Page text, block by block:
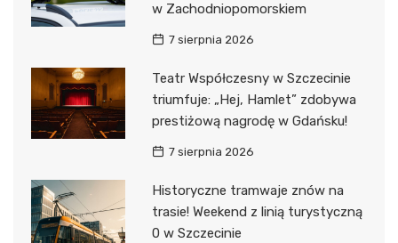
w Zachodniopomorskiem
7 sierpnia 2026
Teatr Współczesny w Szczecinie
triumfuje: „Hej, Hamlet” zdobywa
prestiżową nagrodę w Gdańsku!
7 sierpnia 2026
Historyczne tramwaje znów na
trasie! Weekend z linią turystyczną
0 w Szczecinie